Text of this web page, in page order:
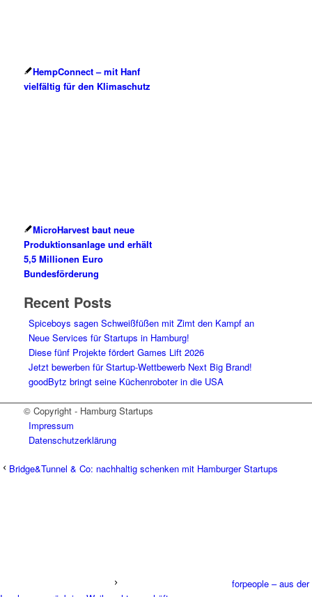
HempConnect – mit Hanf
vielfältig für den Klimaschutz
MicroHarvest baut neue
Produktionsanlage und erhält
5,5 Millionen Euro
Bundesförderung
Recent Posts
Spiceboys sagen Schweißfüßen mit Zimt den Kampf an
Neue Services für Startups in Hamburg!
Diese fünf Projekte fördert Games Lift 2026
Jetzt bewerben für Startup-Wettbewerb Next Big Brand!
goodBytz bringt seine Küchenroboter in die USA
© Copyright - Hamburg Startups
Impressum
Datenschutzerklärung
Bridge&Tunnel & Co: nachhaltig schenken mit Hamburger Startups
forpeople – aus der